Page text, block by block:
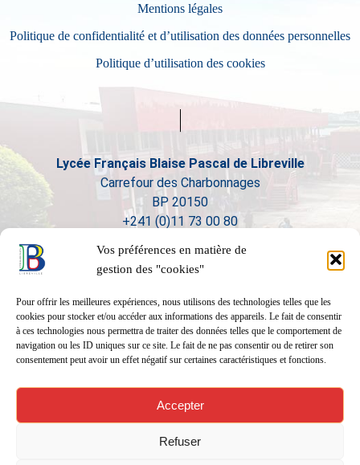
Vos préférences en matière de
gestion des "cookies"
Pour offrir les meilleures expériences, nous utilisons des technologies telles que les
cookies pour stocker et/ou accéder aux informations des appareils. Le fait de consentir
à ces technologies nous permettra de traiter des données telles que le comportement de
navigation ou les ID uniques sur ce site. Le fait de ne pas consentir ou de retirer son
consentement peut avoir un effet négatif sur certaines caractéristiques et fonctions.
Accepter
Refuser
Mentions légales
Politique de confidentialité et d’utilisation des données personnelles
Politique d’utilisation des cookies
Lycée Français Blaise Pascal de Libreville
Carrefour des Charbonnages
BP 20150
+241 (0)11 73 00 80